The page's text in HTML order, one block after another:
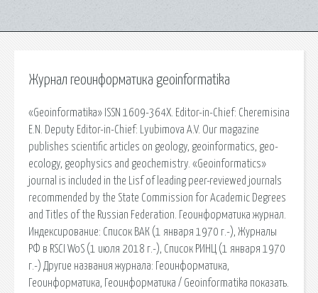
Журнал геоинформатика geoinformatika
«Geoinformatika» ISSN 1609-364X. Editor-in-Chief: Cheremisina
E.N. Deputy Editor-in-Chief: Lyubimova A.V. Our magazine
publishes scientific articles on geology, geoinformatics, geo-
ecology, geophysics and geochemistry. «Geoinformatics»
journal is included in the Lisf of leading peer-reviewed journals
recommended by the State Commission for Academic Degrees
and Titles of the Russian Federation. Геоинформатика журнал.
Индексирование: Список ВАК (1 января 1970 г.-), Журналы
РФ в RSCI WoS (1 июля 2018 г.-), Список РИНЦ (1 января 1970
г.-) Другие названия журнала: Геоинформатика,
Геоинформатика, Геоинформатика / Geoinformatika показать.